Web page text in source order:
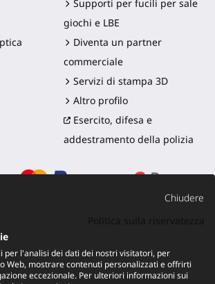
Supporti per fucili per sale
giochi e LBE
Diventa un partner
commerciale
Servizi di stampa 3D
Altro profilo
Esercito, difesa e
addestramento della polizia
ProTubeVR™
dazi|Garanzia| Reso e Rimborso
Chiudere
per l'analisi dei dati dei nostri visitatori, per
Web, mostrare contenuti personalizzati e offrirti
eccezionale. Per ulteriori informazioni sui